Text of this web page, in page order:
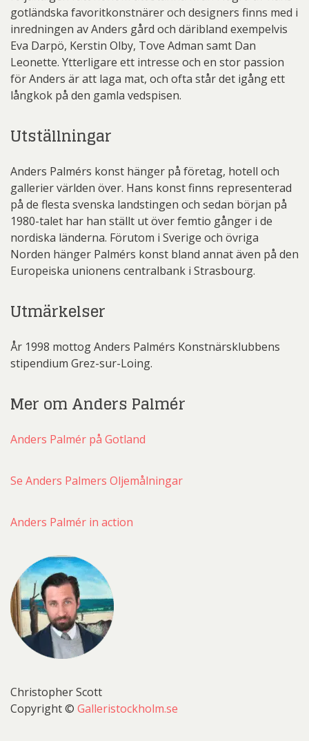
gotländska favoritkonstnärer och designers finns med i
inredningen av Anders gård och däribland exempelvis
Eva Darpö, Kerstin Olby, Tove Adman samt Dan
Leonette. Ytterligare ett intresse och en stor passion
för Anders är att laga mat, och ofta står det igång ett
långkok på den gamla vedspisen.
Utställningar
Anders Palmérs konst hänger på företag, hotell och
gallerier världen över. Hans konst finns representerad
på de flesta svenska landstingen och sedan början på
1980-talet har han ställt ut över femtio gånger i de
nordiska länderna. Förutom i Sverige och övriga
Norden hänger Palmérs konst bland annat även på den
Europeiska unionens centralbank i Strasbourg.
Utmärkelser
År 1998 mottog Anders Palmérs Konstnärsklubbens
stipendium Grez-sur-Loing.
Mer om Anders Palmér
Anders Palmér på Gotland
Se Anders Palmers Oljemålningar
Anders Palmér in action
Christopher Scott
Copyright © Galleristockholm.se